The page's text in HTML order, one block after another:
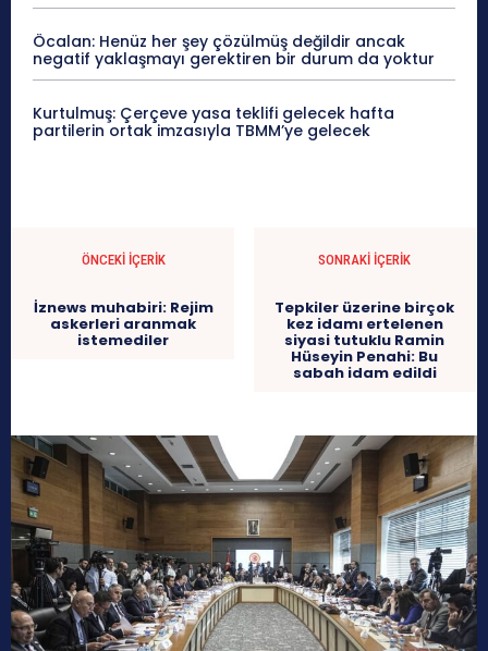
Öcalan: Henüz her şey çözülmüş değildir ancak
negatif yaklaşmayı gerektiren bir durum da yoktur
Kurtulmuş: Çerçeve yasa teklifi gelecek hafta
partilerin ortak imzasıyla TBMM’ye gelecek
ÖNCEKI İÇERIK
İznews muhabiri: Rejim
askerleri aranmak
istemediler
SONRAKI İÇERIK
Tepkiler üzerine birçok
kez idamı ertelenen
siyasi tutuklu Ramin
Hüseyin Penahi: Bu
sabah idam edildi